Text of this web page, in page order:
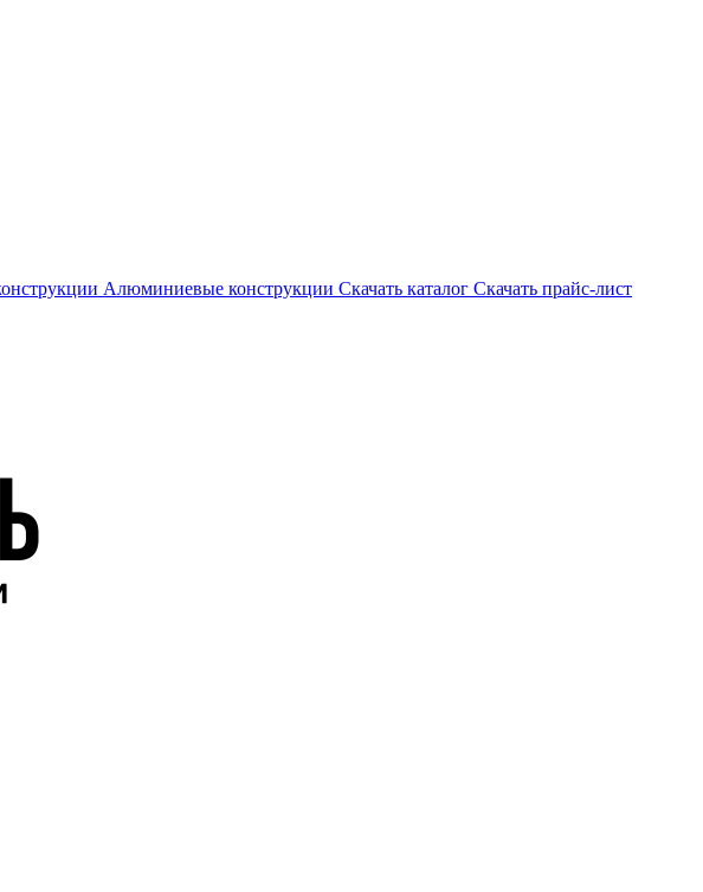
Алюминиевые конструкции Скачать каталог Скачать прайс-лист